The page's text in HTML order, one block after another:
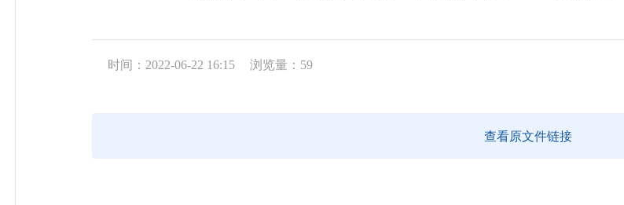
时间：2022-06-22 16:15 浏览量： 59
查看原文件链接